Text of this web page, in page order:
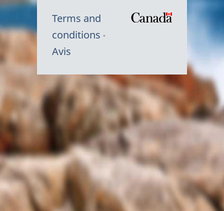
Terms and
conditions
Avis
Symbole
du
Canada